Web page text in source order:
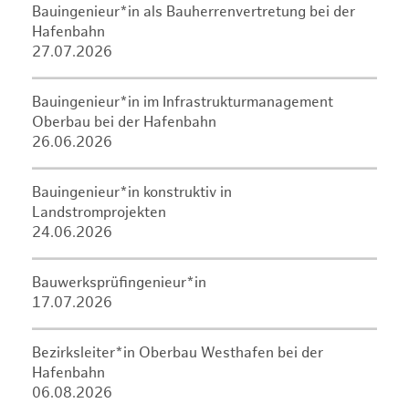
Bauingenieur*in als Bauherrenvertretung bei der
Hafenbahn
27.07.2026
Bauingenieur*in im Infrastrukturmanagement
Oberbau bei der Hafenbahn
26.06.2026
Bauingenieur*in konstruktiv in
Landstromprojekten
24.06.2026
Bauwerksprüfingenieur*in
17.07.2026
Bezirksleiter*in Oberbau Westhafen bei der
Hafenbahn
06.08.2026